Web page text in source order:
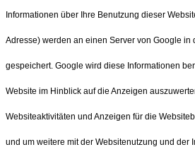
Informationen über Ihre Benutzung dieser
Adresse) werden an einen Server von Google in
gespeichert. Google wird diese Informationen
Website im Hinblick auf die Anzeigen
Websiteaktivitäten und Anzeigen für die
und um weitere mit der Websitenutzung und der